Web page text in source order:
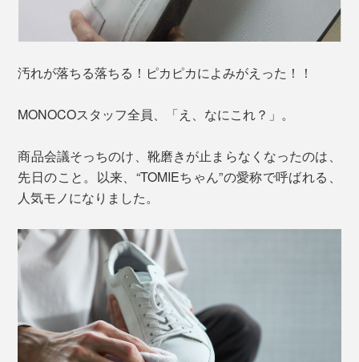
汚れが落ちる落ちる！ピカピカによみがえった！！
MONOCOスタッフ全員、「え、なにこれ？」。
商品会議そっちのけ、靴磨きが止まらなくなったのは、
先日のこと。以来、“TOMIEちゃん”の愛称で呼ばれる、
人気モノになりました。